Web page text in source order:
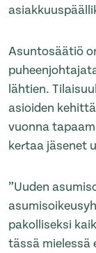
Asuntosäätiö
lähtien.
asioiden
vuonna
kertaa jäsenet
”Uuden
pakolliseksi
tässä mielessä